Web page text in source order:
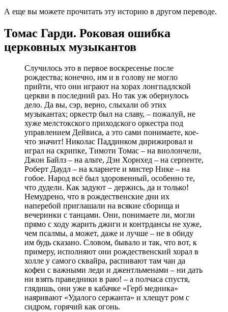
А еще вы можете прочитать эту историю в другом переводе.
Томас Гарди. Роковая ошибка
церковных музыкантов
Случилось это в первое воскресенье после
рождества; конечно, им и в голову не могло
прийти, что они играют на хорах лонгпадлской
церкви в последний раз. Но так уж обернулось
дело. Да вы, сэр, верно, слыхали об этих
музыкантах; оркестр был на славу, – пожалуй, не
хуже мелстокского приходского оркестра под
управлением Дейвиса, а это сами понимаете, кое-
что значит! Николас Паддинком дирижировал и
играл на скрипке, Тимоти Томас – на виолончели,
Джон Байлз – на альте, Дэн Хорнхед – на серпенте,
Роберт Даудл – на кларнете и мистер Нике – на
гобое. Народ всё был здоровенный, особенно те,
что дудели. Как задуют – держись, да и только!
Немудрено, что в рождественские дни их
наперебой приглашали на всякие сборища и
вечеринки с танцами. Они, понимаете ли, могли
прямо с ходу жарить джиги и контрдансы не хуже,
чем псалмы, а может, даже и лучше – не в обиду
им будь сказано. Словом, бывало и так, что вот, к
примеру, исполняют они рождественский хорал в
холле у самого сквайра, распивают там чаи да
кофеи с важными леди и джентльменами – ни дать
ни взять праведники в раю! – а полчаса спустя,
глядишь, они уже в кабачке «Герб медника»
наяривают «Удалого сержанта» и хлещут ром с
сидром, горячий как огонь.